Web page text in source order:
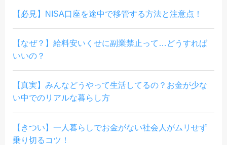
【必見】NISA口座を途中で移管する方法と注意点！
【なぜ？】給料安いくせに副業禁止って…どうすれば
いいの？
【真実】みんなどうやって生活してるの？お金が少な
い中でのリアルな暮らし方
【きつい】一人暮らしでお金がない社会人がムリせず
乗り切るコツ！